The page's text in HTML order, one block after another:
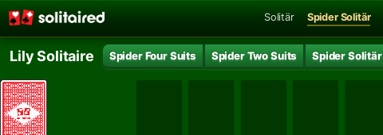
Solitär Spider Solitär
Lily Solitaire Spider Four Suits Spider Two Suits Spider Solitär